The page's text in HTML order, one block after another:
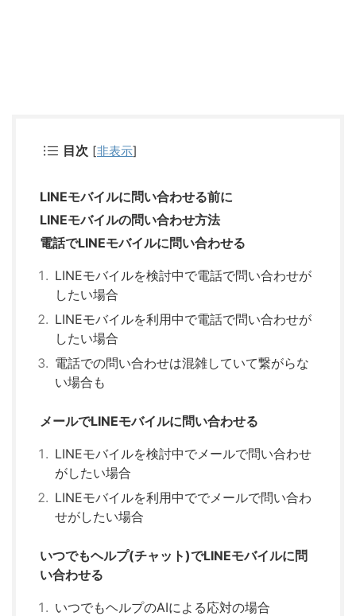
目次 [非表示]
LINEモバイルに問い合わせる前に
LINEモバイルの問い合わせ方法
電話でLINEモバイルに問い合わせる
LINEモバイルを検討中で電話で問い合わせが
したい場合
LINEモバイルを利用中で電話で問い合わせが
したい場合
電話での問い合わせは混雑していて繋がらな
い場合も
メールでLINEモバイルに問い合わせる
LINEモバイルを検討中でメールで問い合わせ
がしたい場合
LINEモバイルを利用中ででメールで問い合わ
せがしたい場合
いつでもヘルプ(チャット)でLINEモバイルに問
い合わせる
いつでもヘルプのAIによる応対の場合